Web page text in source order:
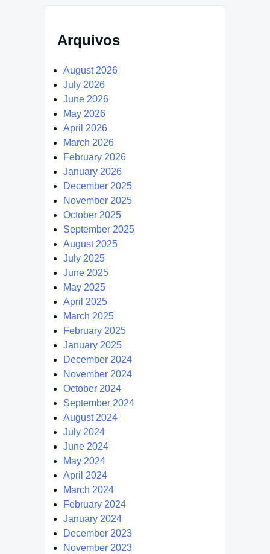
Arquivos
August 2026
July 2026
June 2026
May 2026
April 2026
March 2026
February 2026
January 2026
December 2025
November 2025
October 2025
September 2025
August 2025
July 2025
June 2025
May 2025
April 2025
March 2025
February 2025
January 2025
December 2024
November 2024
October 2024
September 2024
August 2024
July 2024
June 2024
May 2024
April 2024
March 2024
February 2024
January 2024
December 2023
November 2023